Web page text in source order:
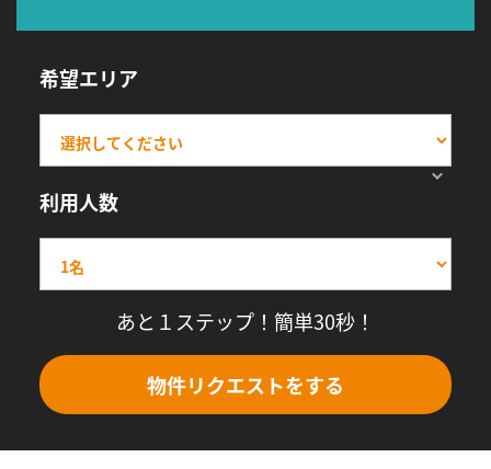
希望エリア
利用人数
あと１ステップ！簡単30秒！
物件リクエストをする